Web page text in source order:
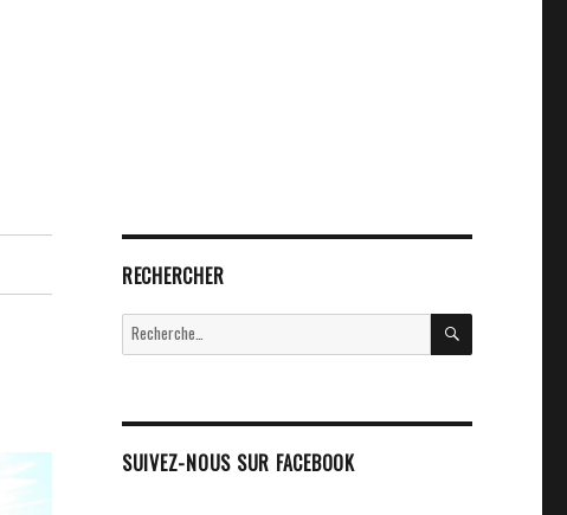
RECHERCHER
Recherche
pour :
RECHERCHE
SUIVEZ-NOUS SUR FACEBOOK